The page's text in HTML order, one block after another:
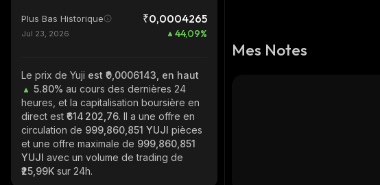
Plus Bas Historique ₹0,0004265
Jul 23, 2026 44,09%
Le prix de Yuji est ₹0,0006143, en haut
5.80% au cours des dernières 24
heures, et la capitalisation boursière en
direct est ₹614 202,76. Il a une offre en
circulation de 999,860,851 YUJI pièces
et une offre maximale de 999,860,851
YUJI avec un volume de trading de
₹25,99K sur 24h.
Mes Notes